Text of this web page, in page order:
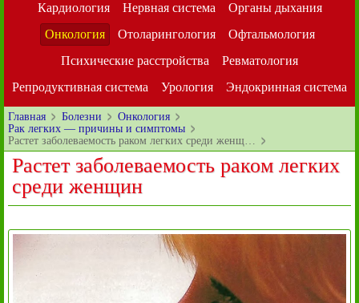
Кардиология
Нервная система
Органы дыхания
Онкология
Отоларингология
Офтальмология
Психические расстройства
Ревматология
Репродуктивная система
Урология Эндокринная система
Главная Болезни
Онкология
Рак легких — причины и симптомы
Растет заболеваемость раком легких среди женщ…
Растет заболеваемость раком легких
среди женщин